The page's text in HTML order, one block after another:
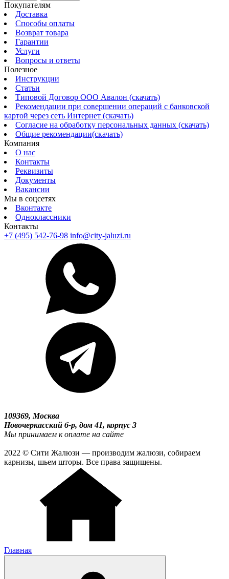
Покупателям
Доставка
Способы оплаты
Возврат товара
Гарантии
Услуги
Вопросы и ответы
Полезное
Инструкции
Статьи
Типовой Договор ООО Авалон (скачать)
Рекомендации при совершении операций с банковской
картой через сеть Интернет (скачать)
Согласие на обработку персональных данных (скачать)
Общие рекомендации(скачать)
Компания
О нас
Контакты
Реквизиты
Документы
Вакансии
Мы в соцсетях
Вконтакте
Одноклассники
Контакты
+7 (495) 542-76-98 info@city-jaluzi.ru
109369, Москва
Новочеркасский б-р, дом 41, корпус 3
Мы принимаем к оплате на сайте
2022 © Сити Жалюзи — производим жалюзи, собираем
карнизы, шьем шторы. Все права защищены.
Главная